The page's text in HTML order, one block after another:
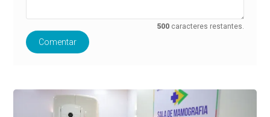
500 caracteres restantes.
Comentar